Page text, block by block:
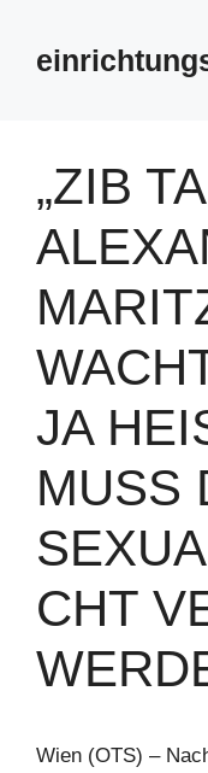
springen
„ZIB
JA
USS
HT
Wien (OTS) –